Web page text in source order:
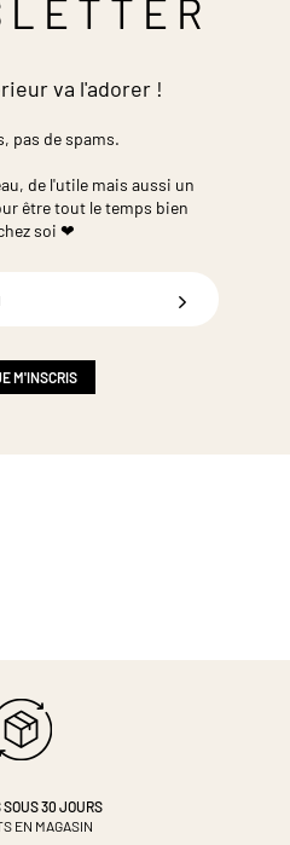
va l'adorer !
pas de spams.
de l'utile mais aussi un
être tout le temps bien
soi ❤
M'INSCRIS
SOUS 30 JOURS
EN MAGASIN